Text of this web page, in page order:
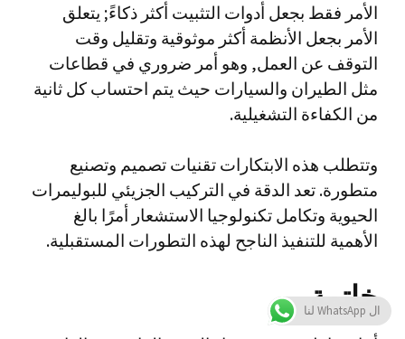
الأمر فقط بجعل أدوات التثبيت أكثر ذكاءً; يتعلق
الأمر بجعل الأنظمة أكثر موثوقية وتقليل وقت
التوقف عن العمل, وهو أمر ضروري في قطاعات
مثل الطيران والسيارات حيث يتم احتساب كل ثانية
من الكفاءة التشغيلية.
وتتطلب هذه الابتكارات تقنيات تصميم وتصنيع
متطورة. تعد الدقة في التركيب الجزيئي للبوليمرات
الحيوية وتكامل تكنولوجيا الاستشعار أمرًا بالغ
الأهمية للتنفيذ الناجح لهذه التطورات المستقبلية.
خاتمة
ال WhatsApp لنا